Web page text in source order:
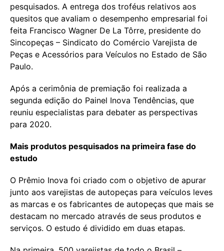
pesquisados. A entrega dos troféus relativos aos
quesitos que avaliam o desempenho empresarial foi
feita Francisco Wagner De La Tôrre, presidente do
Sincopeças – Sindicato do Comércio Varejista de
Peças e Acessórios para Veículos no Estado de São
Paulo.
Após a cerimônia de premiação foi realizada a
segunda edição do Painel Inova Tendências, que
reuniu especialistas para debater as perspectivas
para 2020.
Mais produtos pesquisados na primeira fase do
estudo
O Prêmio Inova foi criado com o objetivo de apurar
junto aos varejistas de autopeças para veículos leves
as marcas e os fabricantes de autopeças que mais se
destacam no mercado através de seus produtos e
serviços. O estudo é dividido em duas etapas.